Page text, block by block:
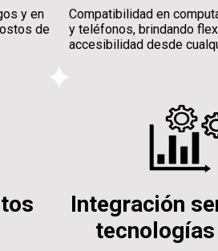
y en
de
Compatibilidad en
y teléfonos, brindando
accesibilidad desde
Integración